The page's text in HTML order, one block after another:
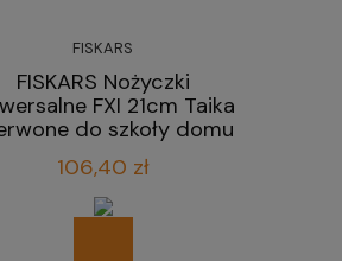
FISKARS
FISKARS Nożyczki
FXI 21cm Taika
do szkoły domu
106,40 zł